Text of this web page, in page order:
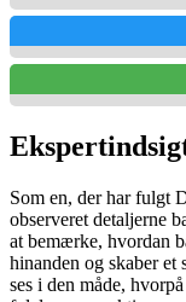
Som en, der har fulgt
observeret detaljerne
at bemærke, hvordan
hinanden og skaber
ses i den måde,